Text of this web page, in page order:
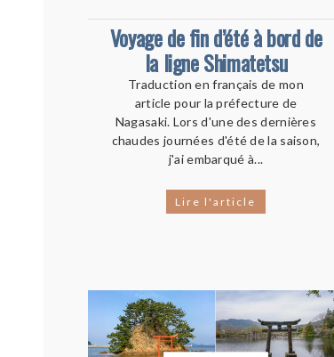
Voyage de fin d’été à bord de
la ligne Shimatetsu
Traduction en français de mon
article pour la préfecture de
Nagasaki. Lors d'une des dernières
chaudes journées d'été de la saison,
j'ai embarqué à...
Lire l'article